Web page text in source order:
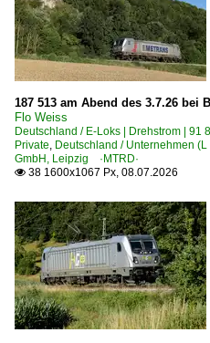
Industriemessen
Transport und Logistik
Personenwagen |
~ Sonstige
RB-, RE-Linien in NRW
RE 9 ·Rhein-Sieg-
Regional- und Fernzüge
DbZ
FLX Flixtrain-Züge
Lz Lokzüge
187 513 am Abend des 3.7.26 bei
Flo Weiss
Deutschland / E-Loks | Drehstrom |
Private, Deutschland / Unternehmen
GmbH, Leipzig ·MTRD·
 38 1600x1067 Px, 08.07.2026